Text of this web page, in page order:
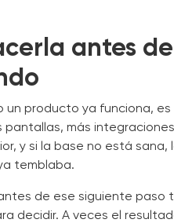
antes
un producto ya funciona,
pantallas, más
y si la base no está sana,
temblaba.
de ese siguiente paso
decidir. A veces el